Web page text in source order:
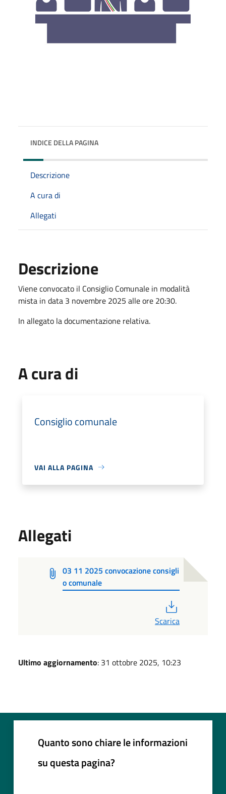
INDICE DELLA PAGINA
Descrizione
A cura di
Allegati
Descrizione
Viene convocato il Consiglio Comunale in modalità
mista in data 3 novembre 2025 alle ore 20:30.
In allegato la documentazione relativa.
A cura di
Consiglio comunale
VAI ALLA PAGINA
Allegati
03 11 2025 convocazione consigli
o comunale
Scarica
Ultimo aggiornamento: 31 ottobre 2025, 10:23
Quanto sono chiare le informazioni
su questa pagina?